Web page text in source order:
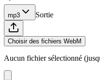
mp3 Sortie
Choisir des fichiers WebM
Aucun fichier sélectionné